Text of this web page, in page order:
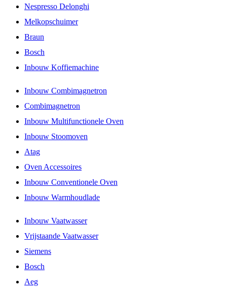
Nespresso Delonghi
Melkopschuimer
Braun
Bosch
Inbouw Koffiemachine
Inbouw Combimagnetron
Combimagnetron
Inbouw Multifunctionele Oven
Inbouw Stoomoven
Atag
Oven Accessoires
Inbouw Conventionele Oven
Inbouw Warmhoudlade
Inbouw Vaatwasser
Vrijstaande Vaatwasser
Siemens
Bosch
Aeg